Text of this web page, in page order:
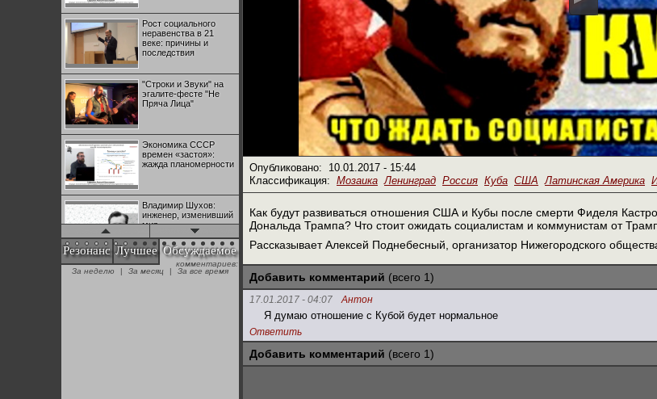
Рост социального
неравенства в 21
веке: причины и
последствия
"Строки и Звуки" на
эгалите-фесте "Не
Пряча Лица"
Экономика СССР
времен «застоя»:
жажда планомерности
Владимир Шухов:
инженер, изменивший
мир
"Аркадий Коц" на
эгалите-фесте "Не
Резонанс Лучшее Обсуждаемое
комментариев:
За неделю
| За месяц | За все время
Опубликовано: 10.01.2017 - 15:44
Классификация: Мозаика Ленинград Россия Куба США Латинская Америка
Как будут развиваться отношения США и Кубы после смерти Фиделя
Дональда Трампа? Что стоит ожидать социалистам и коммунистам от
Рассказывает Алексей Поднебесный, организатор Нижегородского
Добавить комментарий (всего 1)
17.01.2017 - 04:07 Антон
Я думаю отношение с Кубой будет нормальное
Ответить
Добавить комментарий (всего 1)